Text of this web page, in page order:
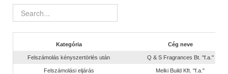
Kategória Cég neve
Felszámolás kényszertörlés után Q & S Fragrances Bt. "f.a."
Felszámolási eljárás Melki Build Kft. "f.a."